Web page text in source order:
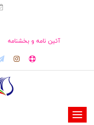
آئین نامه و بخشنامه
-